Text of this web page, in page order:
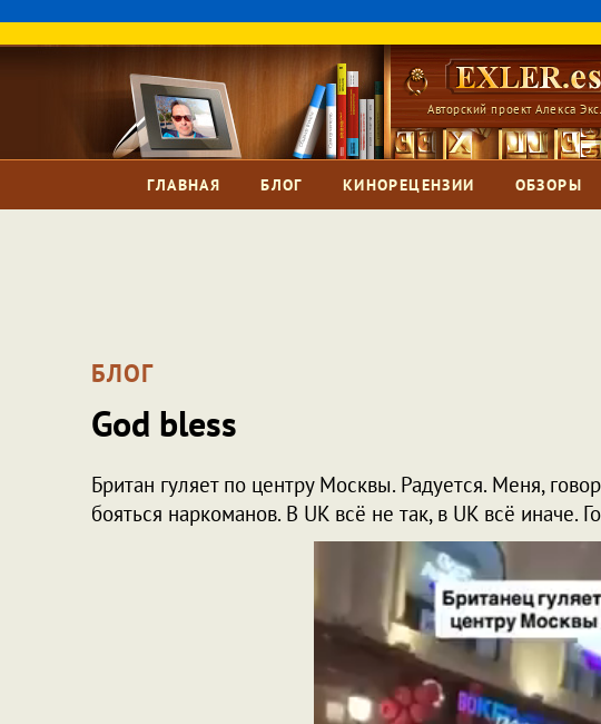
Авторский проект Алекса
ГЛАВНАЯ БЛОГ КИНОРЕЦЕНЗИИ ОБЗОРЫ
БЛОГ
God bless
Британ гуляет по центру Москвы. Радуется. Меня,
бояться наркоманов. В UK всё не так, в UK всё иначе.